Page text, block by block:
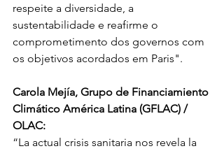
respeite a diversidade, a
sustentabilidade e reafirme o
comprometimento dos governos com
os objetivos acordados em Paris".
Carola Mejía, Grupo de Financiamiento
Climático América Latina (GFLAC) /
OLAC:
“La actual crisis sanitaria nos revela la